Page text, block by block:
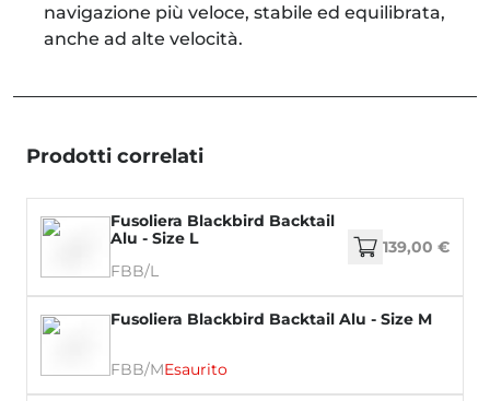
navigazione più veloce, stabile ed equilibrata,
anche ad alte velocità.
Prodotti correlati
Fusoliera Blackbird Backtail
Alu - Size L
FBB/L
139,00 €
Fusoliera Blackbird Backtail Alu - Size M
FBB/MEsaurito